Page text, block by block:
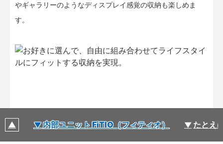
やギャラリーのようなディスプレイ感覚の収納も楽しめま
す。
内部ユニット FiTIO（フィティオ） たとえ